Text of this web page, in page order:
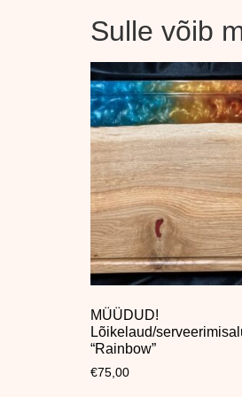
Sulle võib
MÜÜDUD!
Lõikelaud/
“Rainbow”
€75,00